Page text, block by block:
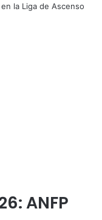
la Liga de Ascenso
ANFP